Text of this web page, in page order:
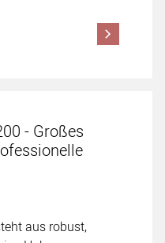
- Großes
aus robust,